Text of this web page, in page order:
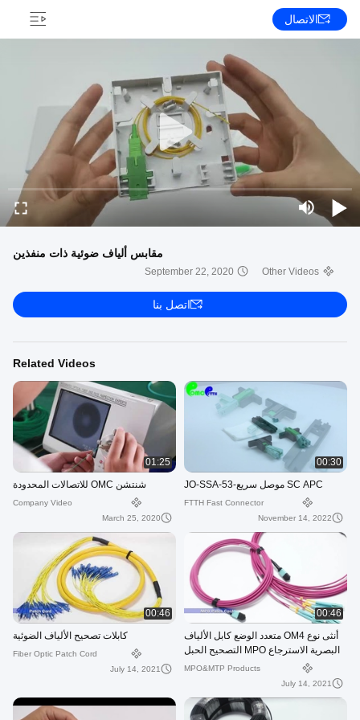
الاتصال
مقابس ألياف ضوئية ذات منفذين
Other Videos
September 22, 2020
اتصل بنا
Related Videos
00:30
SC APC موصل سريع-JO-SSA-53
FTTH Fast Connector
November 14, 2022
01:25
شنتشن OMC للاتصالات المحدودة
Company Video
March 25, 2020
00:46
أنثى نوع OM4 متعدد الوضع كابل الألياف
البصرية الاسترجاع MPO التصحيح الحبل
MPO&MTP Products
July 14, 2021
00:46
كابلات تصحيح الألياف الضوئية
Fiber Optic Patch Cord
July 14, 2021